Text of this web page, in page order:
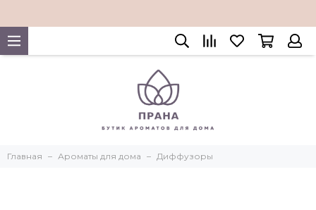
Главная Ароматы для дома Диффузоры